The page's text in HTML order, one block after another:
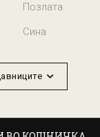
Позлата
Сина